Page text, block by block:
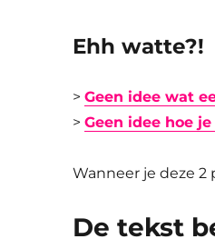
Ehh watte?!
>Geen idee wat
>Geen idee hoe
Wanneer je deze
De tekst